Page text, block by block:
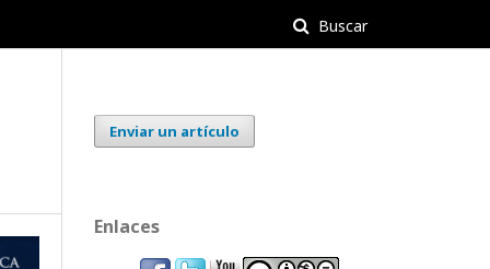
Buscar
Enviar un artículo
Enlaces